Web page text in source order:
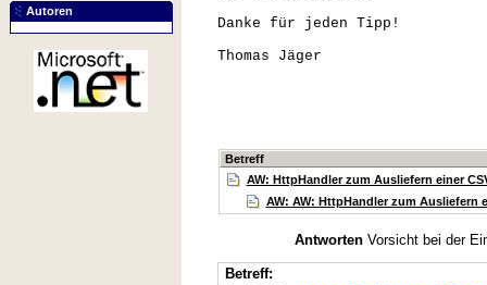
Autoren
Danke für jeden Tipp!
Thomas Jäger
Betreff
AW: HttpHandler zum Ausliefern einer
AW: AW: HttpHandler zum Ausliefern
Antworten Vorsicht bei der
Betreff: